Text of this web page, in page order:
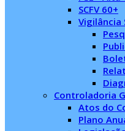
SCFV 60+
Vigilância
Controladoria
Atos do
Plano